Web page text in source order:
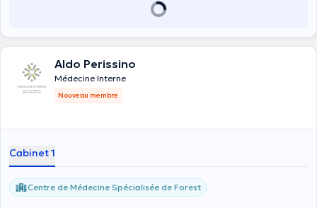
Aldo Perissino
Médecine Interne
Nouveau membre
Cabinet 1
Centre de Médecine Spécialisée de Forest